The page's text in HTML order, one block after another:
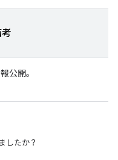
公開。
したか？